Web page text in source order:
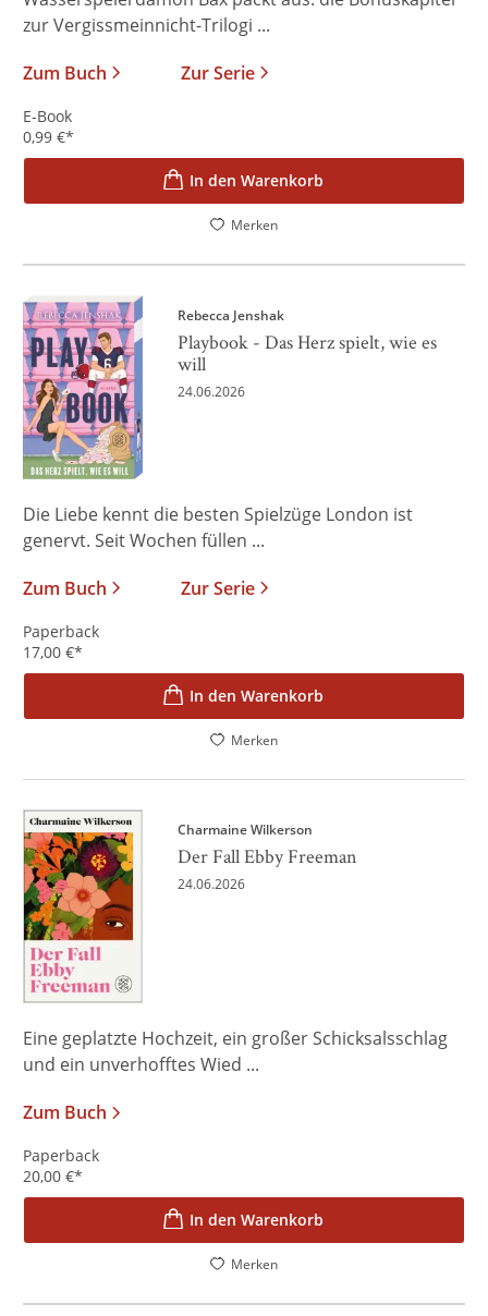
zur Vergissmeinnicht-Trilogi ...
Zum Buch
Zur Serie
E-Book
0,99 €*
In den Warenkorb
Merken
Rebecca Jenshak
Playbook - Das Herz spielt, wie es
will
24.06.2026
Die Liebe kennt die besten Spielzüge London ist
genervt. Seit Wochen füllen ...
Zum Buch
Zur Serie
Paperback
17,00 €*
In den Warenkorb
Merken
Charmaine Wilkerson
Der Fall Ebby Freeman
24.06.2026
Eine geplatzte Hochzeit, ein großer Schicksalsschlag
und ein unverhofftes Wied ...
Zum Buch
Paperback
20,00 €*
In den Warenkorb
Merken